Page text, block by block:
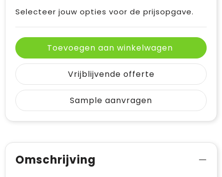
Selecteer jouw opties voor de prijsopgave.
Toevoegen aan winkelwagen
Vrijblijvende offerte
Sample aanvragen
Omschrijving